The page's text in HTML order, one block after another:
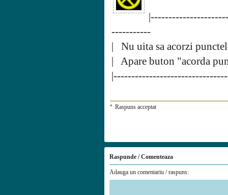
-----------
| Nu uita sa acorzi
| Apare buton "acorda
* Raspuns acceptat
Raspunde / Comenteaza
Adauga un comentariu / raspuns: